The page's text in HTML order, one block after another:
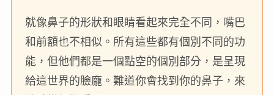
就像鼻子的形狀和眼睛看起來完全不同，嘴巴
和前額也不相似。所有這些都有個別不同的功
能，但他們都是一個點空的個別部分，是呈現
給這世界的臉龐。難道你會找到你的鼻子，來